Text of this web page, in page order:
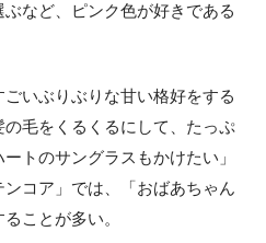
など、ピンク色が好きである
ごいぶりぶりな甘い格好をする
毛をくるくるにして、たっぷ
トのサングラスもかけたい」
コア」では、「おばあちゃん
ことが多い。